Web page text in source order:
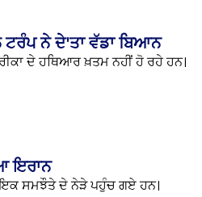
ਟਰੰਪ ਨੇ ਦੇ'ਤਾ ਵੱਡਾ ਬਿਆਨ
ਦੇ ਹਥਿਆਰ ਖ਼ਤਮ ਨਹੀਂ ਹੋ ਰਹੇ ਹਨ।
ਇਰਾਨ
ਸਮਝੌਤੇ ਦੇ ਨੇੜੇ ਪਹੁੰਚ ਗਏ ਹਨ।